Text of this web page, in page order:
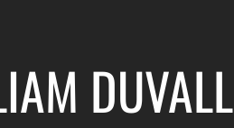
DUVALL